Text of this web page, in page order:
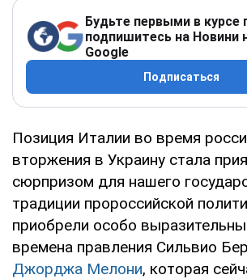
Будьте первыми в курсе
подпишитесь на Новини
Google
Подписаться
Позиция Италии во время
вторжения в Украину стала
сюрпризом для нашего
традиции пророссийской
приобрели особо
времена правления Сильвио
Джорджа Мелони, которая